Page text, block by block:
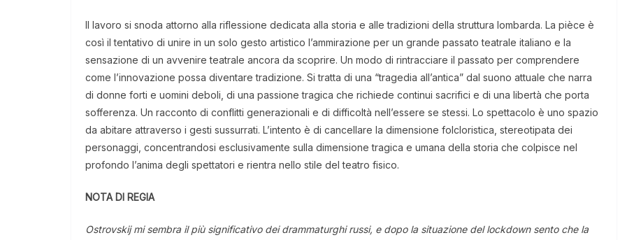
Il lavoro si snoda attorno alla riflessione dedicata alla storia e alle tradizioni della struttura lombarda. La pièce è
così il tentativo di unire in un solo gesto artistico l’ammirazione per un grande passato teatrale italiano e la
sensazione di un avvenire teatrale ancora da scoprire. Un modo di rintracciare il passato per comprendere
come l’innovazione possa diventare tradizione. Si tratta di una “tragedia all’antica” dal suono attuale che narra
di donne forti e uomini deboli, di una passione tragica che richiede continui sacrifici e di una libertà che porta
sofferenza. Un racconto di conflitti generazionali e di difficoltà nell’essere se stessi. Lo spettacolo è uno spazio
da abitare attraverso i gesti sussurrati. L’intento è di cancellare la dimensione folcloristica, stereotipata dei
personaggi, concentrandosi esclusivamente sulla dimensione tragica e umana della storia che colpisce nel
profondo l’anima degli spettatori e rientra nello stile del teatro fisico.
NOTA DI REGIA
Ostrovskij mi sembra il più significativo dei drammaturghi russi, e dopo la situazione del lockdown sento che la